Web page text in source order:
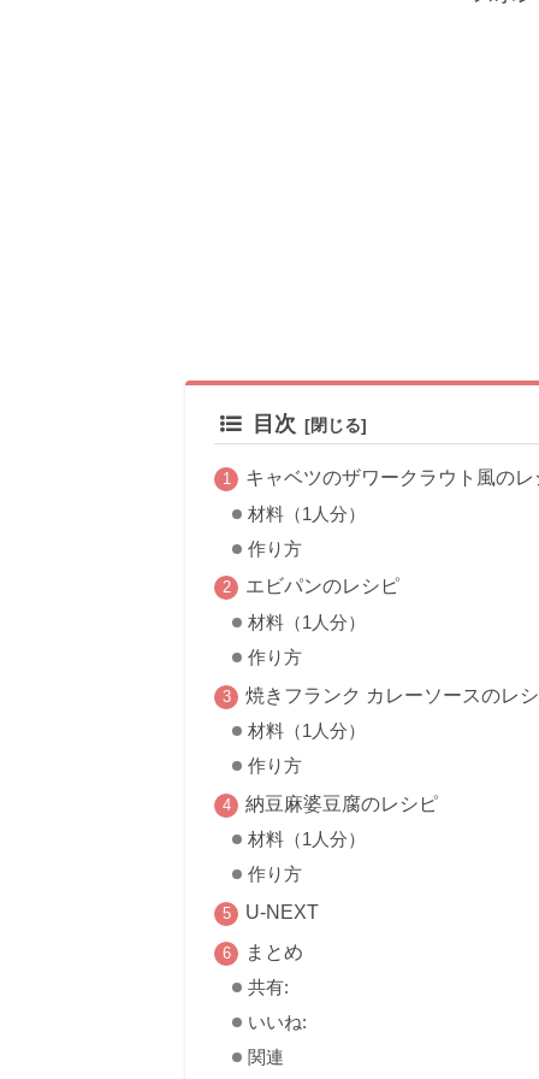
目次
キャベツのザワークラウト風のレ
材料（1人分）
作り方
エビパンのレシピ
材料（1人分）
作り方
焼きフランク カレーソースのレ
材料（1人分）
作り方
納豆麻婆豆腐のレシピ
材料（1人分）
作り方
U-NEXT
まとめ
共有:
いいね:
関連